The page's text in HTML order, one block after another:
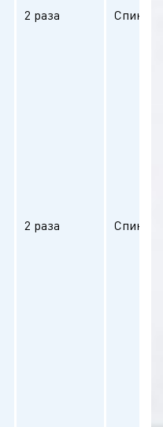
2 раза Спина
2 раза Спина